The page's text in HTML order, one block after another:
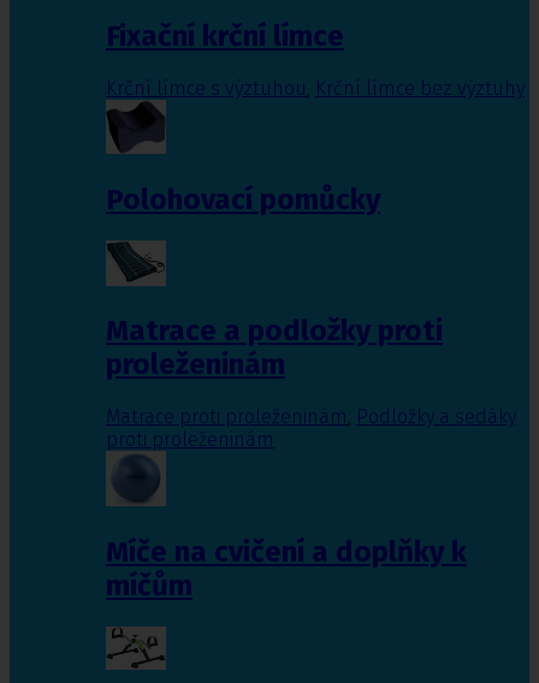
Fixační krční límce
Krční límce s výztuhou Krční límce bez výztuhy
Polohovací pomůcky
Matrace a podložky proti
proleženinám
Matrace proti proleženinám, Podložky a sedáky
proti proleženinám
Míče na cvičení a doplňky k
míčům